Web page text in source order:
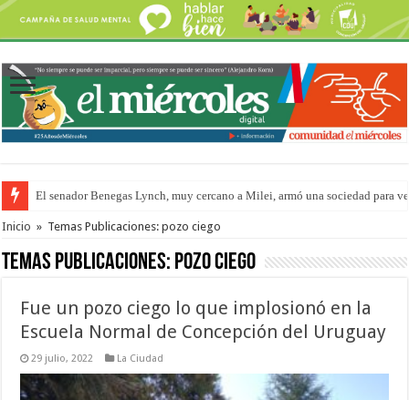
El senador Benegas Lynch, muy cercano a Milei, armó una sociedad para
El gobierno baja el capítulo de extranjerización de tierras
Inicio » Temas Publicaciones: pozo ciego
Temas Publicaciones: pozo ciego
Fue un pozo ciego lo que implosionó en la
Escuela Normal de Concepción del Uruguay
29 julio, 2022 La Ciudad